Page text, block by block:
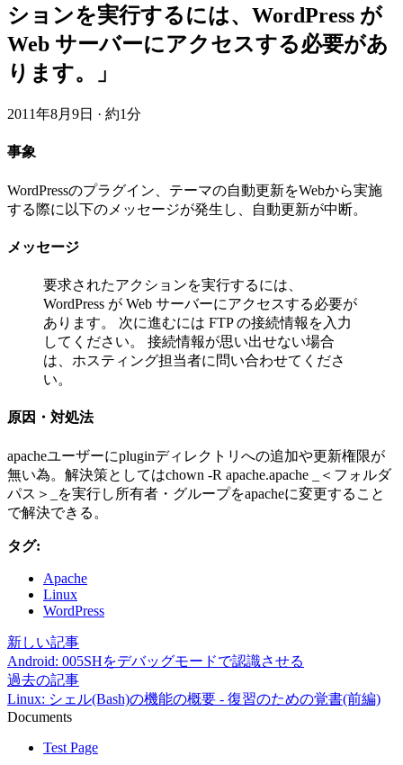
ションを実行するには、WordPress が
Web サーバーにアクセスする必要があ
ります。」
2011年8月9日 · 約1分
事象
WordPressのプラグイン、テーマの自動更新をWebから実施
する際に以下のメッセージが発生し、自動更新が中断。
メッセージ
要求されたアクションを実行するには、
WordPress が Web サーバーにアクセスする必要が
あります。 次に進むには FTP の接続情報を入力
してください。 接続情報が思い出せない場合
は、ホスティング担当者に問い合わせてくださ
い。
原因・対処法
apacheユーザーにpluginディレクトリへの追加や更新権限が
無い為。解決策としてはchown -R apache.apache _＜フォルダ
パス＞_を実行し所有者・グループをapacheに変更すること
で解決できる。
タグ:
Apache
Linux
WordPress
新しい記事
Android: 005SHをデバッグモードで認識させる
過去の記事
Linux: シェル(Bash)の機能の概要 - 復習のための覚書(前編)
Documents
Test Page